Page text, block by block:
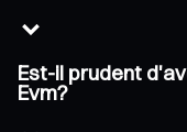
Est-il prudent
Evm?